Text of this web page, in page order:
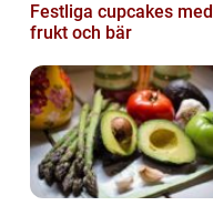
Festliga cupcakes med
frukt och bär